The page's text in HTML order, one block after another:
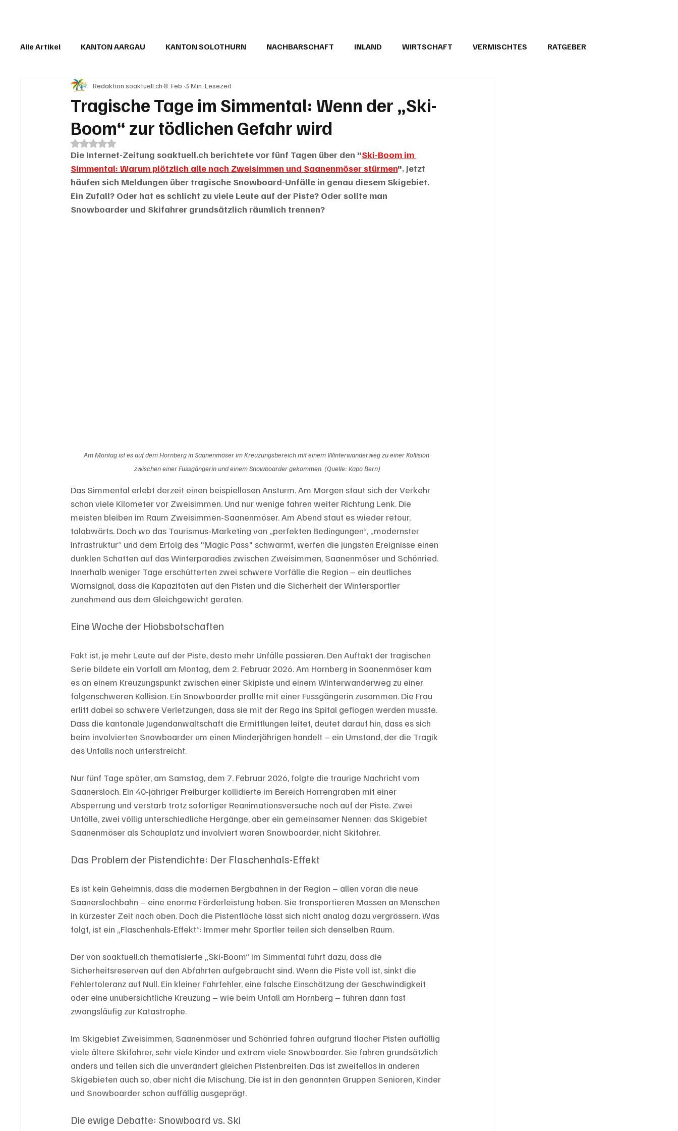
Alle Artikel KANTON AARGAU KANTON SOLOTHURN NACHBARSCHAFT INLAND WIRTSCHAFT VERMISCHTES RATGEBER
IN EIGENER SACHE KOMMENTARE LESERBRIEFE
Tragische Tage im Simmental: Wenn der „Ski-
Boom“ zur tödlichen Gefahr wird
Redaktion soaktuell.ch 8. Feb. 3 Min. Lesezeit
Mit NaN von 5 Sternen bewertet.
Die Internet-Zeitung soaktuell.ch berichtete vor fünf Tagen über den "Ski-Boom im
Simmental: Warum plötzlich alle nach Zweisimmen und Saanenmöser stürmen". Jetzt
häufen sich Meldungen über tragische Snowboard-Unfälle in genau diesem Skigebiet.
Ein Zufall? Oder hat es schlicht zu viele Leute auf der Piste? Oder sollte man
Snowboarder und Skifahrer grundsätzlich räumlich trennen?
Am Montag ist es auf dem Hornberg in Saanenmöser im Kreuzungsbereich mit einem Winterwanderweg zu einer Kollision
zwischen einer Fussgängerin und einem Snowboarder gekommen. (Quelle: Kapo Bern)
Das Simmental erlebt derzeit einen beispiellosen Ansturm. Am Morgen staut sich der Verkehr
schon viele Kilometer vor Zweisimmen. Und nur wenige fahren weiter Richtung Lenk. Die
meisten bleiben im Raum Zweisimmen-Saanenmöser. Am Abend staut es wieder retour,
talabwärts. Doch wo das Tourismus-Marketing von „perfekten Bedingungen“, „modernster
Infrastruktur“ und dem Erfolg des "Magic Pass" schwärmt, werfen die jüngsten Ereignisse einen
dunklen Schatten auf das Winterparadies zwischen Zweisimmen, Saanenmöser und Schönried.
Innerhalb weniger Tage erschütterten zwei schwere Vorfälle die Region – ein deutliches
Warnsignal, dass die Kapazitäten auf den Pisten und die Sicherheit der Wintersportler
zunehmend aus dem Gleichgewicht geraten.
Eine Woche der Hiobsbotschaften
Fakt ist, je mehr Leute auf der Piste, desto mehr Unfälle passieren. Den Auftakt der tragischen
Serie bildete ein Vorfall am Montag, dem 2. Februar 2026. Am Hornberg in Saanenmöser kam
es an einem Kreuzungspunkt zwischen einer Skipiste und einem Winterwanderweg zu einer
folgenschweren Kollision. Ein Snowboarder prallte mit einer Fussgängerin zusammen. Die Frau
erlitt dabei so schwere Verletzungen, dass sie mit der Rega ins Spital geflogen werden musste.
Dass die kantonale Jugendanwaltschaft die Ermittlungen leitet, deutet darauf hin, dass es sich
beim involvierten Snowboarder um einen Minderjährigen handelt – ein Umstand, der die Tragik
des Unfalls noch unterstreicht.
Nur fünf Tage später, am Samstag, dem 7. Februar 2026, folgte die traurige Nachricht vom
Saanersloch. Ein 40-jähriger Freiburger kollidierte im Bereich Horrengraben mit einer
Absperrung und verstarb trotz sofortiger Reanimationsversuche noch auf der Piste. Zwei
Unfälle, zwei völlig unterschiedliche Hergänge, aber ein gemeinsamer Nenner: das Skigebiet
Saanenmöser als Schauplatz und involviert waren Snowboarder, nicht Skifahrer.
Das Problem der Pistendichte: Der Flaschenhals-Effekt
Es ist kein Geheimnis, dass die modernen Bergbahnen in der Region – allen voran die neue
Saanerslochbahn – eine enorme Förderleistung haben. Sie transportieren Massen an Menschen
in kürzester Zeit nach oben. Doch die Pistenfläche lässt sich nicht analog dazu vergrössern. Was
folgt, ist ein „Flaschenhals-Effekt“: Immer mehr Sportler teilen sich denselben Raum.
Der von soaktuell.ch thematisierte „Ski-Boom“ im Simmental führt dazu, dass die
Sicherheitsreserven auf den Abfahrten aufgebraucht sind. Wenn die Piste voll ist, sinkt die
Fehlertoleranz auf Null. Ein kleiner Fahrfehler, eine falsche Einschätzung der Geschwindigkeit
oder eine unübersichtliche Kreuzung – wie beim Unfall am Hornberg – führen dann fast
zwangsläufig zur Katastrophe.
Im Skigebiet Zweisimmen, Saanenmöser und Schönried fahren aufgrund flacher Pisten auffällig
viele ältere Skifahrer, sehr viele Kinder und extrem viele Snowboarder. Sie fahren grundsätzlich
anders und teilen sich die unverändert gleichen Pistenbreiten. Das ist zweifellos in anderen
Skigebieten auch so, aber nicht die Mischung. Die ist in den genannten Gruppen Senioren, Kinder
und Snowboarder schon auffällig ausgeprägt.
Die ewige Debatte: Snowboard vs. Ski